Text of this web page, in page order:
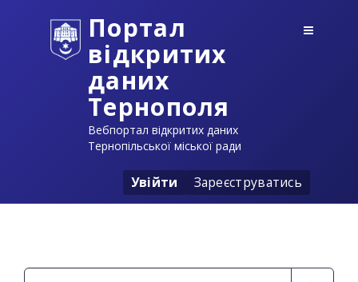
Портал
відкритих
даних
Тернополя
Вебпортал відкритих даних
Тернопільської міської ради
Увійти Зареєструватись